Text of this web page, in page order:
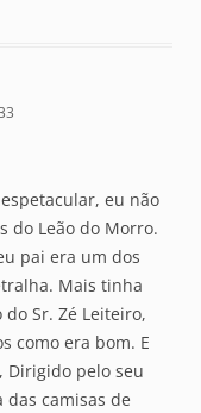
eu não
do Leão do Morro.
pai era um dos
Mais tinha
Sr. Zé Leiteiro,
como era bom. E
Dirigido pelo seu
camisas de